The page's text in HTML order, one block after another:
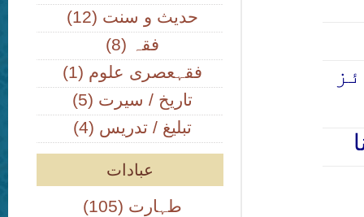
(12) حدیث و سنت
(8) فقہ
(1) فقہعصری علوم
(5) تاریخ / سیرت
(4) تبلیغ / تدریس
عبادات
(105) طہارت